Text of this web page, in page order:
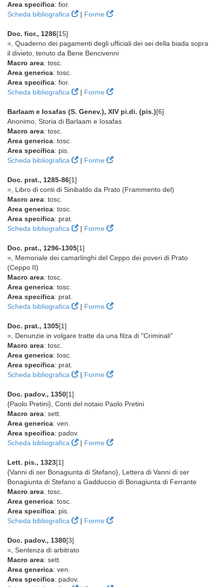
Area specifica: fior.
Scheda bibliografica
| Forme
Doc. fior., 1286[15]
=, Quaderno dei pagamenti degli ufficiali dei sei della biada sopra
il divieto, tenuto da Bene Bencivenni
Macro area: tosc.
Area generica: tosc.
Area specifica: fior.
Scheda bibliografica
| Forme
Barlaam e Iosafas (S. Genev.), XIV pi.di. (pis.)[6]
Anonimo, Storia di Barlaam e Iosafas
Macro area: tosc.
Area generica: tosc.
Area specifica: pis.
Scheda bibliografica
| Forme
Doc. prat., 1285-86[1]
=, Libro di conti di Sinibaldo da Prato (Frammento del)
Macro area: tosc.
Area generica: tosc.
Area specifica: prat.
Scheda bibliografica
| Forme
Doc. prat., 1296-1305[1]
=, Memoriale dei camarlinghi del Ceppo dei poveri di Prato
(Ceppo II)
Macro area: tosc.
Area generica: tosc.
Area specifica: prat.
Scheda bibliografica
| Forme
Doc. prat., 1305[1]
=, Denunzie in volgare tratte da una filza di "Criminali"
Macro area: tosc.
Area generica: tosc.
Area specifica: prat.
Scheda bibliografica
| Forme
Doc. padov., 1350[1]
{Paolo Pretini}, Conti del notaio Paolo Pretini
Macro area: sett.
Area generica: ven.
Area specifica: padov.
Scheda bibliografica
| Forme
Lett. pis., 1323[1]
{Vanni di ser Bonagiunta di Stefano}, Lettera di Vanni di ser
Bonagiunta di Stefano a Gadduccio di Bonagiunta di Ferrante
Macro area: tosc.
Area generica: tosc.
Area specifica: pis.
Scheda bibliografica
| Forme
Doc. padov., 1380[3]
=, Sentenza di arbitrato
Macro area: sett.
Area generica: ven.
Area specifica: padov.